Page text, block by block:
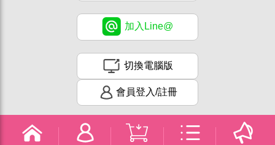
加入Line@
切換電腦版
會員登入/註冊